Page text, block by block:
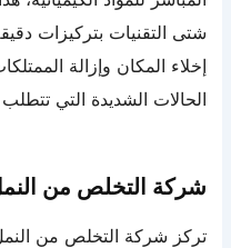
شتى التقنيات بتركيزات
إخلاء المكان وإزالة
الحالات الشديدة التي تتطلب
شركة التخلص من
تركز شركة التخلص من